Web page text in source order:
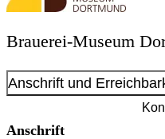
Brauerei-Museum
Anschrift und
Anschrift